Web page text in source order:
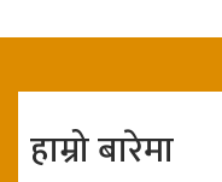
हाम्रो बारेमा